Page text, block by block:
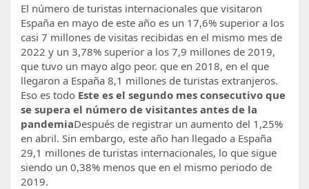
El número de turistas internacionales que visitaron
España en mayo de este año es un 17,6% superior a los
casi 7 millones de visitas recibidas en el mismo mes de
2022 y un 3,78% superior a los 7,9 millones de 2019,
que tuvo un mayo algo peor. que en 2018, en el que
llegaron a España 8,1 millones de turistas extranjeros.
Eso es todo Este es el segundo mes consecutivo que
se supera el número de visitantes antes de la
pandemiaDespués de registrar un aumento del 1,25%
en abril. Sin embargo, este año han llegado a España
29,1 millones de turistas internacionales, lo que sigue
siendo un 0,38% menos que en el mismo periodo de
2019.